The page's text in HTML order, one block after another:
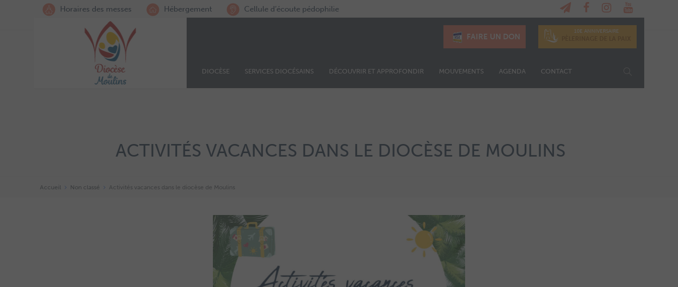
Horaires des messes Hébergement Cellule d’écoute pédophilie
FAIRE UN DON
10E ANNIVERSAIRE
DIOCÈSE SERVICES DIOCÉSAINS DÉCOUVRIR ET APPROFONDIR MOUVEMENTS AGENDA CONTACT
ACTIVITÉS VACANCES DANS LE DIOCÈSE DE MOULINS
Accueil Non classé Activités vacances dans le diocèse de Moulins